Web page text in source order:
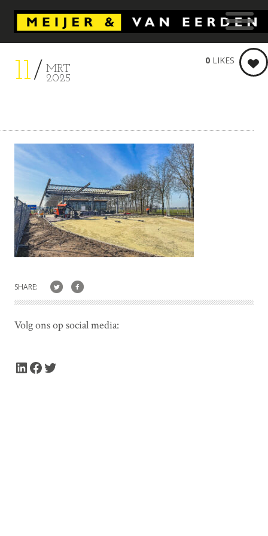
11
MRT
2025
0 LIKES
SHARE:
Volg ons op social media:
LinkedIn Facebook